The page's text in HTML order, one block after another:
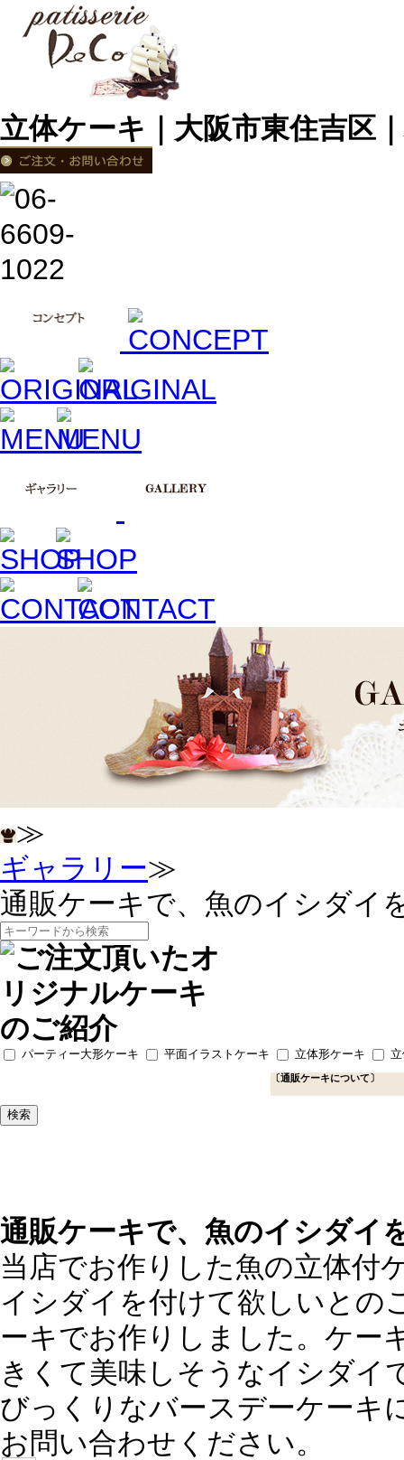
立体ケーキ｜大阪市東住吉区
≫
ギャラリー≫
通販ケーキで、魚のイシダイ
パーティー大形ケーキ 平面イラストケーキ 立体形ケーキ
〔通販ケーキについて〕
通販ケーキで、魚のイシダイ
当店でお作りした魚の立体付
イシダイを付けて欲しいとの
ーキでお作りしました。ケー
きくて美味しそうなイシダイ
びっくりなバースデーケーキ
お問い合わせください。